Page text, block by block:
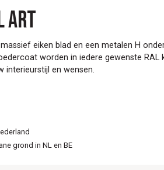
Art
eiken blad en een metalen H
worden in iedere gewenste RAL
interieurstijl en wensen.
grond in NL en BE